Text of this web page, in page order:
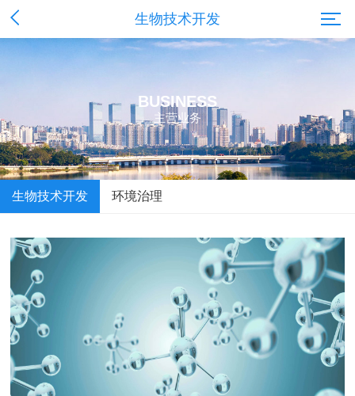
生物技术开发
BUSINESS
主营业务
生物技术开发 环境治理